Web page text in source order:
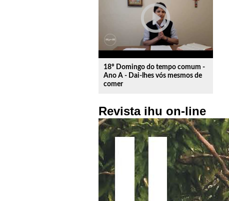
play_circle_outline
18º Domingo do tempo comum -
Ano A - Dai-lhes vós mesmos de
comer
Revista ihu on-line